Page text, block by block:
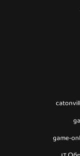
game-